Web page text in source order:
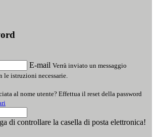
E-mail Verrà inviato un messaggio
istruzioni necessarie.
al nome utente? Effettua il reset della password
di controllare la casella di posta elettronica!